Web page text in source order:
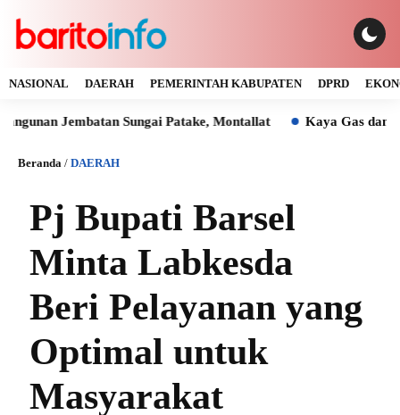
NASIONAL DAERAH PEMERINTAH KABUPATEN DPRD
Jembatan Sungai Patake, Montallat Kaya Gas dan Batu
Beranda / DAERAH
Pj Bupati Barsel
Minta Labkesda
Beri Pelayanan yang
Optimal untuk
Masyarakat